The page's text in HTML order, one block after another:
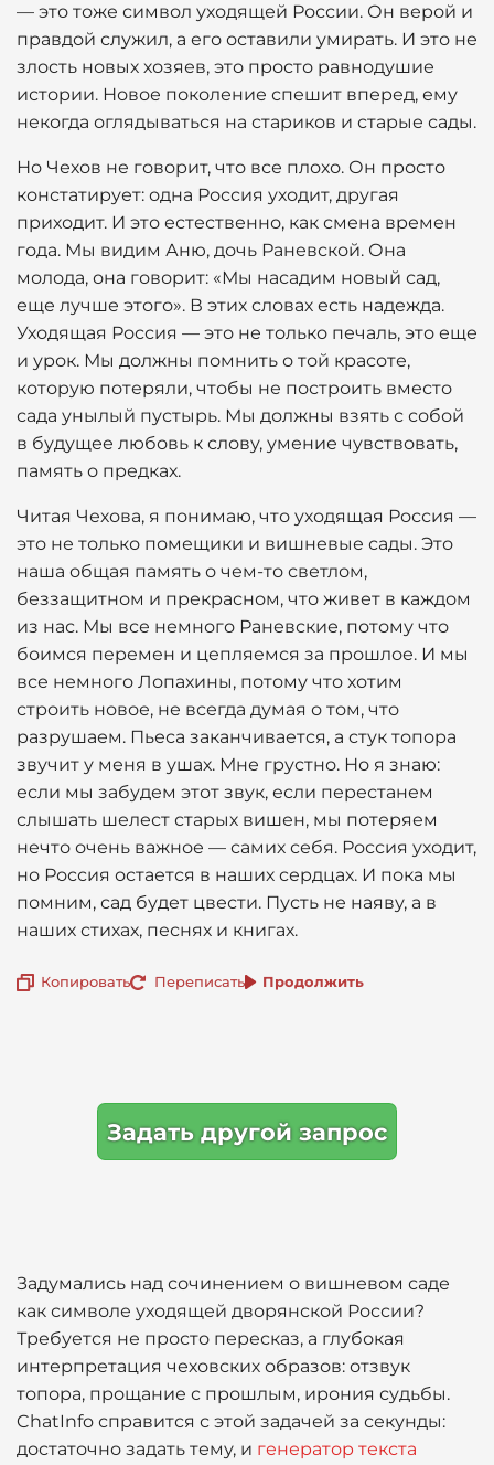
— это тоже символ уходящей России. Он верой и
правдой служил, а его оставили умирать. И это не
злость новых хозяев, это просто равнодушие
истории. Новое поколение спешит вперед, ему
некогда оглядываться на стариков и старые сады.
Но Чехов не говорит, что все плохо. Он просто
констатирует: одна Россия уходит, другая
приходит. И это естественно, как смена времен
года. Мы видим Аню, дочь Раневской. Она
молода, она говорит: «Мы насадим новый сад,
еще лучше этого». В этих словах есть надежда.
Уходящая Россия — это не только печаль, это еще
и урок. Мы должны помнить о той красоте,
которую потеряли, чтобы не построить вместо
сада унылый пустырь. Мы должны взять с собой
в будущее любовь к слову, умение чувствовать,
память о предках.
Читая Чехова, я понимаю, что уходящая Россия —
это не только помещики и вишневые сады. Это
наша общая память о чем-то светлом,
беззащитном и прекрасном, что живет в каждом
из нас. Мы все немного Раневские, потому что
боимся перемен и цепляемся за прошлое. И мы
все немного Лопахины, потому что хотим
строить новое, не всегда думая о том, что
разрушаем. Пьеса заканчивается, а стук топора
звучит у меня в ушах. Мне грустно. Но я знаю:
если мы забудем этот звук, если перестанем
слышать шелест старых вишен, мы потеряем
нечто очень важное — самих себя. Россия уходит,
но Россия остается в наших сердцах. И пока мы
помним, сад будет цвести. Пусть не наяву, а в
наших стихах, песнях и книгах.
Копировать Переписать Продолжить
Задать другой запрос
Задумались над сочинением о вишневом саде
как символе уходящей дворянской России?
Требуется не просто пересказ, а глубокая
интерпретация чеховских образов: отзвук
топора, прощание с прошлым, ирония судьбы.
ChatInfo справится с этой задачей за секунды:
достаточно задать тему, и генератор текста